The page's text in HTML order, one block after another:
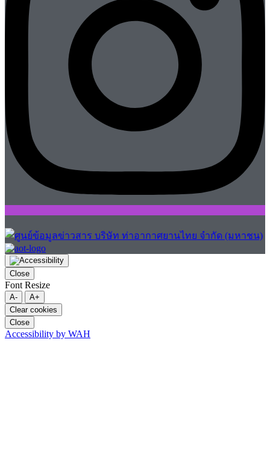
Close
Font Resize
A-
A+
Clear cookies
Close
Accessibility by WAH